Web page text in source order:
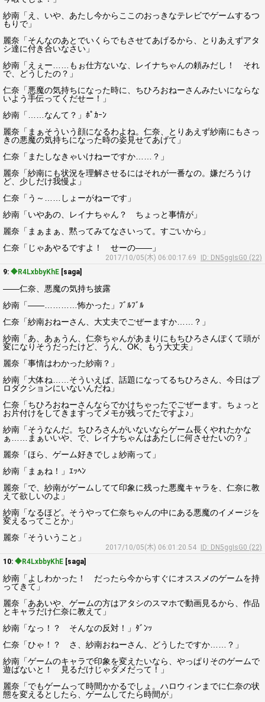
紗南「え、いや、あたし今からここのおっきなテレビでゲームするつ
もりで」
麗奈「そんなのあとでいくらでもさせてあげるから、とりあえずアタ
シ達に付き合いなさい」
紗南「えぇー……もぉ仕方ないな、レイナちゃんの頼みだし！ それ
で、どうしたの？」
仁奈「悪魔の気持ちになった時に、ちひろおねーさんみたいにならな
いよう手伝ってくだせー！」
紗南「……なんて？」ﾎﾟｶｰﾝ
麗奈「まぁそういう顔になるわよね。仁奈、とりあえず紗南にもさっ
きの悪魔の気持ちになった時の姿見せてあげて」
仁奈「またしなきゃいけねーですか……？」
麗奈「紗南にも状況を理解させるにはそれが一番なの。嫌だろうけ
ど、少しだけ我慢よ」
仁奈「う～……しょーがねーです」
紗南「いやあの、レイナちゃん？ ちょっと事情が」
麗奈「まぁまぁ、黙ってみてなさいって。すごいから」
仁奈「じゃあやるですよ！ せーの――」
2017/10/05(木) 06:00:17.69
ID: DN5ggIsG0 (22)
9: ◆R4LxbbyKhE [saga]
――仁奈、悪魔の気持ち披露
紗南「――…………怖かった」ﾌﾞﾙﾌﾞﾙ
仁奈「紗南おねーさん、大丈夫でごぜーますか……？」
紗南「あ、あぁうん、仁奈ちゃんがあまりにもちひろさんぽくて頭が
変になりそうだったけど、うん、OK、もう大丈夫」
麗奈「事情はわかった紗南？」
紗南「大体ね……そういえば、話題になってるちひろさん、今日はプ
ロダクションにいないんだね」
仁奈「ちひろおねーさんならでかけちゃったでごぜーます。ちょっと
お片付けをしてきますってメモが残ってたですよ♪」
紗南「そうなんだ。ちひろさんがいないならゲーム長くやれたかな
ぁ……まぁいいや、で、レイナちゃんはあたしに何させたいの？」
麗奈「ほら、ゲーム好きでしょ紗南って」
紗南「まぁね！」ｴｯﾍﾝ
麗奈「で、紗南がゲームしてて印象に残った悪魔キャラを、仁奈に教
えて欲しいのよ」
紗南「なるほど。そうやって仁奈ちゃんの中にある悪魔のイメージを
変えるってことか」
麗奈「そういうこと」
2017/10/05(木) 06:01:20.54
ID: DN5ggIsG0 (22)
10: ◆R4LxbbyKhE [saga]
紗南「よしわかった！ だったら今からすぐにオススメのゲームを持
ってきて」
麗奈「ああいや、ゲームの方はアタシのスマホで動画見るから、作品
とキャラだけ仁奈に教えて」
紗南「なっ！？ そんなの反対！」ﾀﾞﾝｯ
仁奈「ひゃ！？ さ、紗南おねーさん、どうしたですか……？」
紗南「ゲームのキャラで印象を変えたいなら、やっぱりそのゲームで
遊ばないと！ 見るだけじゃダメだって！」
麗奈「でもゲームって時間かかるでしょ。ハロウィンまでに仁奈の状
態を変えるとしたら、ゲームしてたら時間が」